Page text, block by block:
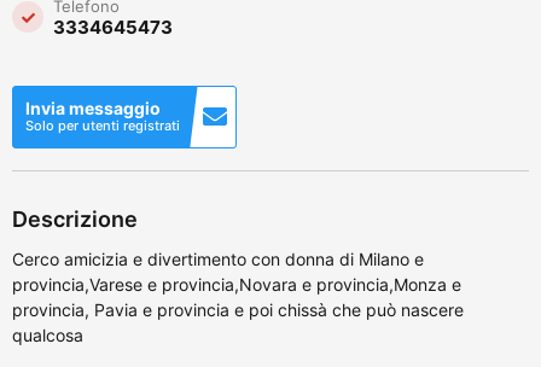
Telefono
3334645473
Invia messaggio
Solo per utenti registrati
Descrizione
Cerco amicizia e divertimento con donna di Milano e
provincia,Varese e provincia,Novara e provincia,Monza e
provincia, Pavia e provincia e poi chissà che può nascere
qualcosa